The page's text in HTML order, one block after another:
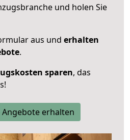
und holen Sie
aus und erhalten
.
sparen, das
Angebote erhalten